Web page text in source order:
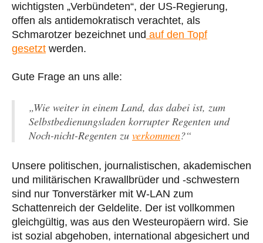
wichtigsten „Verbündeten“, der US-Regierung,
offen als antidemokratisch verachtet, als
Schmarotzer bezeichnet und auf den Topf
gesetzt werden.
Gute Frage an uns alle:
„Wie weiter in einem Land, das dabei ist, zum
Selbstbedienungsladen korrupter Regenten und
Noch-nicht-Regenten zu verkommen?“
Unsere politischen, journalistischen, akademischen
und militärischen Krawallbrüder und -schwestern
sind nur Tonverstärker mit W-LAN zum
Schattenreich der Geldelite. Der ist vollkommen
gleichgültig, was aus den Westeuropäern wird. Sie
ist sozial abgehoben, international abgesichert und